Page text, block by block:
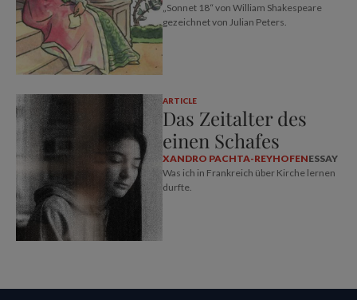
„Sonnet 18“ von William Shakespeare
gezeichnet von Julian Peters.
ARTICLE
Das Zeitalter des
einen Schafes
XANDRO PACHTA-REYHOFENESSAY
Was ich in Frankreich über Kirche lernen
durfte.